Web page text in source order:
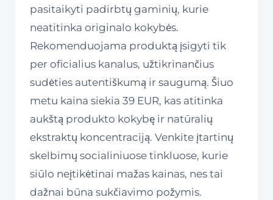
pasitaikyti padirbtų gaminių, kurie
neatitinka originalo kokybės.
Rekomenduojama produktą įsigyti tik
per oficialius kanalus, užtikrinančius
sudėties autentiškumą ir saugumą. Šiuo
metu kaina siekia 39 EUR, kas atitinka
aukštą produkto kokybę ir natūralių
ekstraktų koncentraciją. Venkite įtartinų
skelbimų socialiniuose tinkluose, kurie
siūlo neįtikėtinai mažas kainas, nes tai
dažnai būna sukčiavimo požymis.